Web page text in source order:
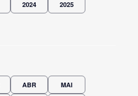
2024 2025
ABR MAI